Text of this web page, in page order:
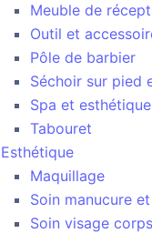
Meuble de
Outil et
Pôle de barbier
Séchoir sur pied
Spa et esthétique
Tabouret
Esthétique
Maquillage
Soin manucure
Soin visage